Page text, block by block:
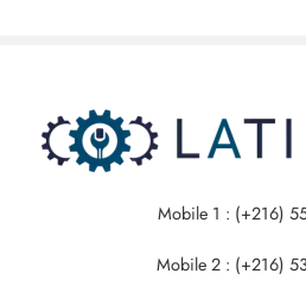
Mobile 1 : (+216)
Mobile 2 : (+216)